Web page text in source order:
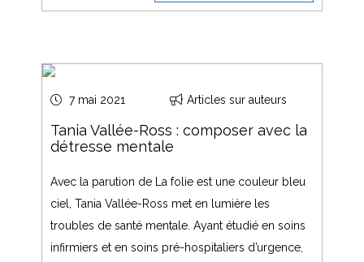
7 mai 2021 Articles sur auteurs
Tania Vallée-Ross : composer avec la
détresse mentale
Avec la parution de La folie est une couleur bleu
ciel, Tania Vallée-Ross met en lumière les
troubles de santé mentale. Ayant étudié en soins
infirmiers et en soins pré-hospitaliers d’urgence,